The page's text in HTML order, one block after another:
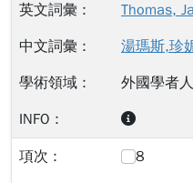
Thomas,
湯瑪斯,珍
外國學者
8